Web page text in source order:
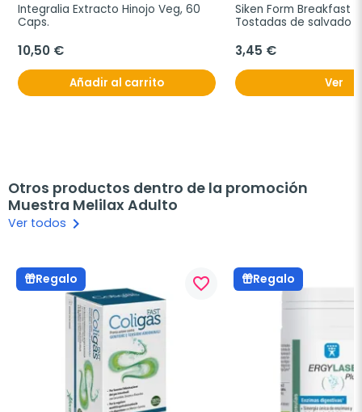
Integralia Extracto Hinojo Veg, 60
Caps.
10,50 €
Añadir al carrito
Siken Form Breakfast
Tostadas de salvado
3,45 €
Ver
Otros productos dentro de la promoción
Muestra Melilax Adulto
Ver todos keyboard_arrow_right
Regalo favorite_border Regalo